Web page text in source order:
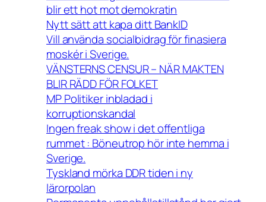
blir ett hot mot demokratin
Nytt sätt att kapa ditt BankID
Vill använda socialbidrag för finasiera
moskér i Sverige.
VÄNSTERNS CENSUR – NÄR MAKTEN
BLIR RÄDD FÖR FOLKET
MP Politiker inbladad i
korruptionskandal
Ingen freak show i det offentliga
rummet : Böneutrop hör inte hemma i
Sverige.
Tyskland mörka DDR tiden i ny
lärorpolan